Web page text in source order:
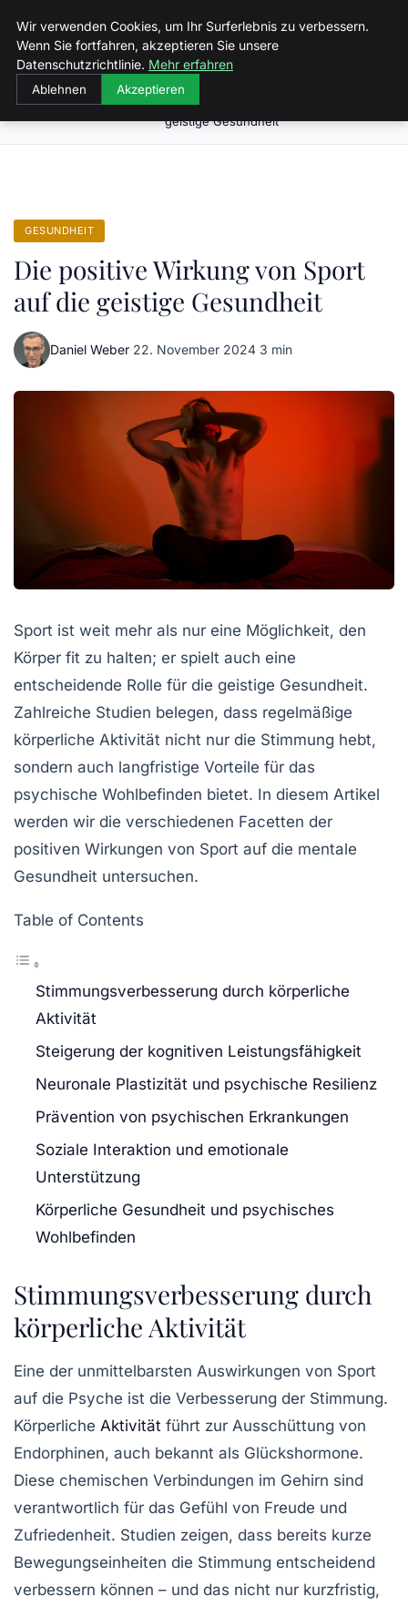
Malzminden
Die positive Wirkung von Sport auf die
geistige Gesundheit
GESUNDHEIT
Die positive Wirkung von Sport
auf die geistige Gesundheit
Daniel Weber·22. November 2024·3 min
Sport ist weit mehr als nur eine Möglichkeit, den
Körper fit zu halten; er spielt auch eine
entscheidende Rolle für die geistige Gesundheit.
Zahlreiche Studien belegen, dass regelmäßige
körperliche Aktivität nicht nur die Stimmung hebt,
sondern auch langfristige Vorteile für das
psychische Wohlbefinden bietet. In diesem Artikel
werden wir die verschiedenen Facetten der
positiven Wirkungen von Sport auf die mentale
Gesundheit untersuchen.
Table of Contents
Stimmungsverbesserung durch körperliche
Aktivität
Steigerung der kognitiven Leistungsfähigkeit
Neuronale Plastizität und psychische Resilienz
Prävention von psychischen Erkrankungen
Soziale Interaktion und emotionale
Unterstützung
Körperliche Gesundheit und psychisches
Wohlbefinden
Stimmungsverbesserung durch
körperliche Aktivität
Eine der unmittelbarsten Auswirkungen von Sport
auf die Psyche ist die Verbesserung der Stimmung.
Körperliche Aktivität führt zur Ausschüttung von
Endorphinen, auch bekannt als Glückshormone.
Diese chemischen Verbindungen im Gehirn sind
verantwortlich für das Gefühl von Freude und
Zufriedenheit. Studien zeigen, dass bereits kurze
Bewegungseinheiten die Stimmung entscheidend
verbessern können – und das nicht nur kurzfristig,
Wir verwenden Cookies, um Ihr Surferlebnis zu verbessern.
Wenn Sie fortfahren, akzeptieren Sie unsere
Datenschutzrichtlinie. Mehr erfahren
Ablehnen Akzeptieren